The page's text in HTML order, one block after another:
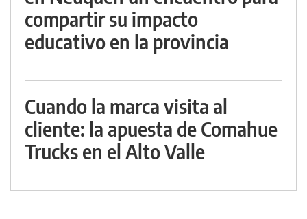
compartir su impacto
educativo en la provincia
Cuando la marca visita al
cliente: la apuesta de Comahue
Trucks en el Alto Valle